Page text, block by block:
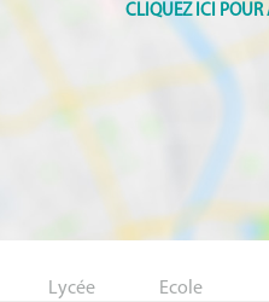
Lycée Ecole